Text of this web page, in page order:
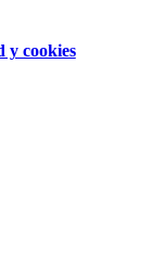
y cookies